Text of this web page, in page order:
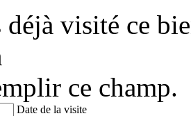
visité ce
ce champ.
Date de la visite